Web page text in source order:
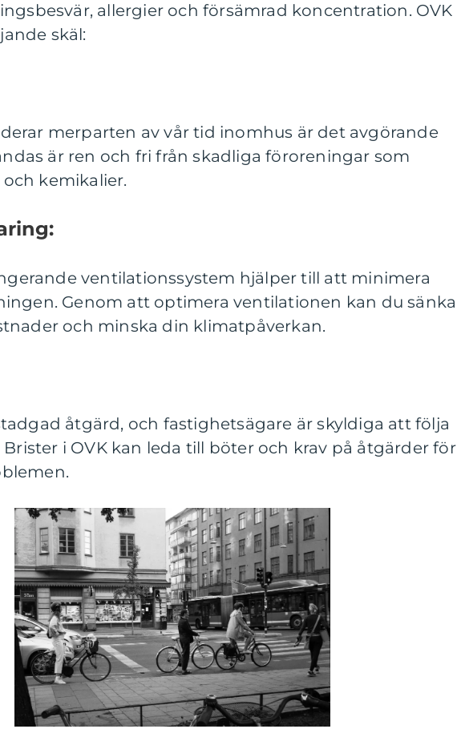
allergier och försämrad koncentration. OVK
skäl:
merparten av vår tid inomhus är det avgörande
är ren och fri från skadliga föroreningar som
kemikalier.
ventilationssystem hjälper till att minimera
Genom att optimera ventilationen kan du sänka
och minska din klimatpåverkan.
åtgärd, och fastighetsägare är skyldiga att följa
i OVK kan leda till böter och krav på åtgärder för